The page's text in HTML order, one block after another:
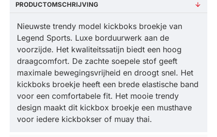
PRODUCTOMSCHRIJVING
Nieuwste trendy model kickboks broekje van
Legend Sports. Luxe borduurwerk aan de
voorzijde. Het kwaliteitssatijn biedt een hoog
draagcomfort. De zachte soepele stof geeft
maximale bewegingsvrijheid en droogt snel. Het
kickboks broekje heeft een brede elastische band
voor een comfortabele fit. Het mooie trendy
design maakt dit kickbox broekje een musthave
voor iedere kickbokser of muay thai.